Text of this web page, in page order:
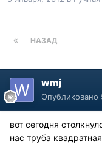
НАЗАД
wmj
Опубликовано
вот сегодня
нас труба